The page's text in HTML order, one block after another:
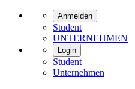
Anmelden
Student
UNTERNEHMEN
Login
Student
Unternehmen